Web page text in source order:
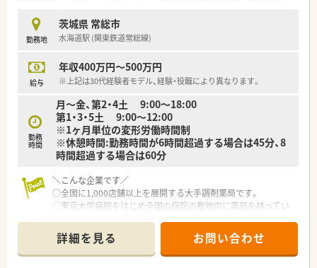
勤務地
茨城県 常総市
水海道駅 (関東鉄道常総線)
給与
年収400万円～500万円
※上記は30代経験者モデル、経験・役職により異なります。
勤務
時間
月～金、第2・4土 9:00～18:00
第1・3・5土 9:00～12:00
※1ヶ月単位の変形労働時間制
※休憩時間:勤務時間が6時間超過する場合は45分、8
時間超過する場合は60分
＼こんな企業です／
○全国に1,000店舗以上を展開する大手調剤薬局です。
○東京大学病院をはじめ全国の病院の敷地内に薬局を持ってい
病診薬連携を強化することで、地域にお住いの患者様に高度な医
療の提供を実現しています。
○全店「同一の機械・システム」を採用しており、且つ処方箋の応
詳細を見る お問い合わせ